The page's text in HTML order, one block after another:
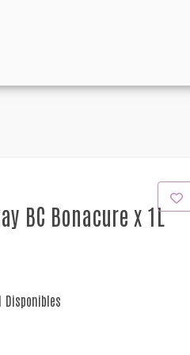
BC Bonacure x 1L
Disponibles